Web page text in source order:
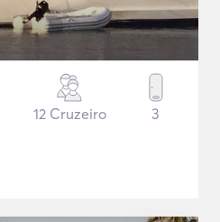
12 Cruzeiro 3